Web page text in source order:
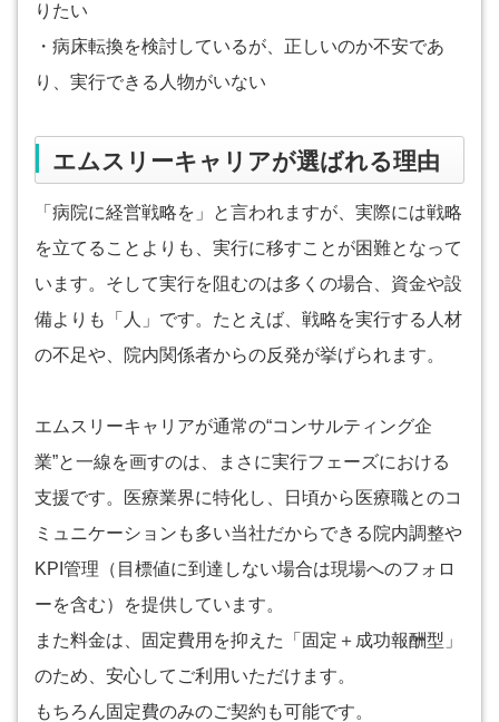
りたい
・病床転換を検討しているが、正しいのか不安であ
り、実行できる人物がいない
エムスリーキャリアが選ばれる理由
「病院に経営戦略を」と言われますが、実際には戦略
を立てることよりも、実行に移すことが困難となって
います。そして実行を阻むのは多くの場合、資金や設
備よりも「人」です。たとえば、戦略を実行する人材
の不足や、院内関係者からの反発が挙げられます。
エムスリーキャリアが通常の“コンサルティング企
業”と一線を画すのは、まさに実行フェーズにおける
支援です。医療業界に特化し、日頃から医療職とのコ
ミュニケーションも多い当社だからできる院内調整や
KPI管理（目標値に到達しない場合は現場へのフォロ
ーを含む）を提供しています。
また料金は、固定費用を抑えた「固定＋成功報酬型」
のため、安心してご利用いただけます。
もちろん固定費のみのご契約も可能です。